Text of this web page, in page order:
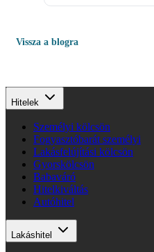
hasznos tippeket ad a
Vissza a blogra
Hitelek
Személyi kölcsön
Fogyasztóbarát személyi
Lakásfelújítási kölcsön
Gyorskölcsön
Babaváró
Hitelkiváltás
Autóhitel
Lakáshitel